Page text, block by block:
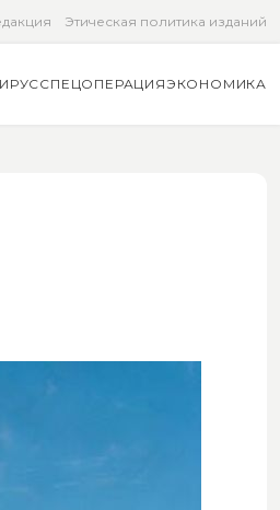
Этическая политика изданий
СПЕЦОПЕРАЦИЯЭКОНОМИКА